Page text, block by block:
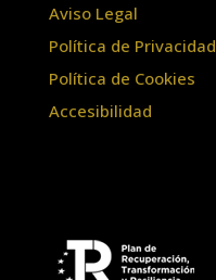
Aviso Legal
Política de Privacidad
Política de Cookies
Accesibilidad